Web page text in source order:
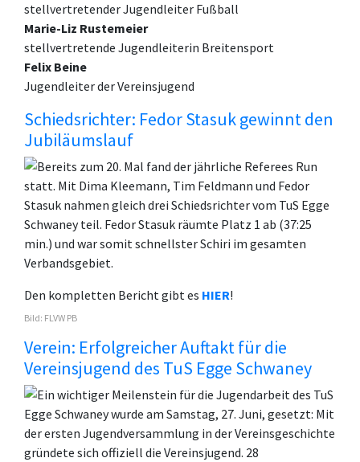
stellvertretender Jugendleiter Fußball
Marie-Liz Rustemeier
stellvertretende Jugendleiterin Breitensport
Felix Beine
Jugendleiter der Vereinsjugend
Schiedsrichter: Fedor Stasuk gewinnt den
Jubiläumslauf
Bereits zum 20. Mal fand der jährliche Referees Run
statt. Mit Dima Kleemann, Tim Feldmann und Fedor
Stasuk nahmen gleich drei Schiedsrichter vom TuS Egge
Schwaney teil. Fedor Stasuk räumte Platz 1 ab (37:25
min.) und war somit schnellster Schiri im gesamten
Verbandsgebiet.
Den kompletten Bericht gibt es HIER!
Bild: FLVW PB
Verein: Erfolgreicher Auftakt für die
Vereinsjugend des TuS Egge Schwaney
Ein wichtiger Meilenstein für die Jugendarbeit des TuS
Egge Schwaney wurde am Samstag, 27. Juni, gesetzt: Mit
der ersten Jugendversammlung in der Vereinsgeschichte
gründete sich offiziell die Vereinsjugend. 28